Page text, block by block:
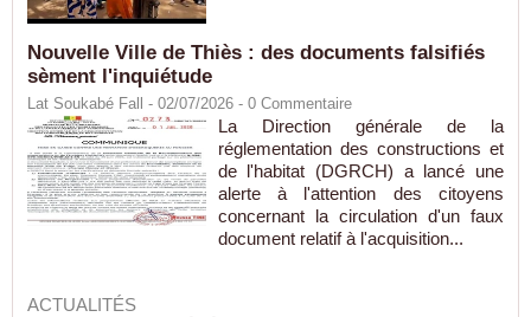
Nouvelle Ville de Thiès : des documents falsifiés
sèment l'inquiétude
Lat Soukabé Fall - 02/07/2026 - 0 Commentaire
La Direction générale de la
réglementation des constructions et
de l'habitat (DGRCH) a lancé une
alerte à l'attention des citoyens
concernant la circulation d'un faux
document relatif à l'acquisition...
ACTUALITÉS